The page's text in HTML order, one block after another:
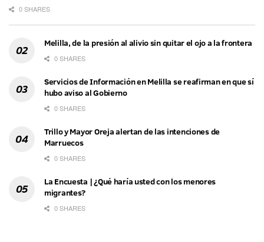
0 SHARES
Melilla, de la presión al alivio sin quitar el ojo a la frontera
0 SHARES
Servicios de Información en Melilla se reafirman en que sí
hubo aviso al Gobierno
0 SHARES
Trillo y Mayor Oreja alertan de las intenciones de
Marruecos
0 SHARES
La Encuesta | ¿Qué haría usted con los menores
migrantes?
0 SHARES